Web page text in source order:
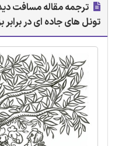
ترجمه مقاله مسافت
تونل های جاده ای در برابر